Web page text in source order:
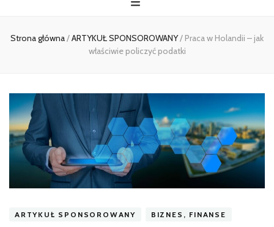
Strona główna/ARTYKUŁ SPONSOROWANY/ Praca w Holandii – jak
właściwie policzyć podatki
ARTYKUŁ SPONSOROWANY BIZNES, FINANSE